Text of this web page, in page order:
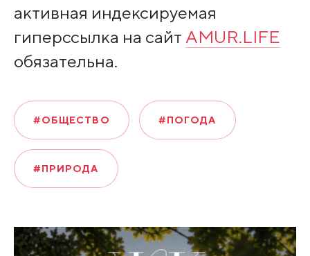
активная индексируемая
гиперссылка на сайт AMUR.LIFE
обязательна.
#ОБЩЕСТВО #ПОГОДА
#ПРИРОДА